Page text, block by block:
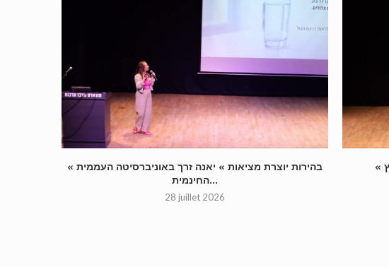
« בהירות יוצרת מציאות » יאנה זרך באוניברסיטה העממית
החינמית...
28 juillet 2026
« מן התלות לעצמאות. » גב׳ יעל אדל הורוביץ